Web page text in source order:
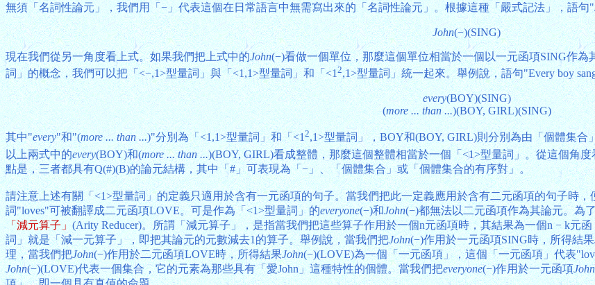
無須「名詞性論元」，我們用「−」代表這個在日常語言中無需寫出來的「名詞性論元」。根據這種「嚴式記法」，語句
John(−)(SING)
現在我們從另一角度看上式。如果我們把上式中的John(−)看做一個單位，那麼這個單位相當於一個以一元函項SING作為
詞」的概念，我們可以把「<−,1>型量詞」與「<1,1>型量詞」和「<12,1>型量詞」統一起來。舉例說，語句"Every boy
every(BOY)(SING)
(more ... than ...)(BOY, GIRL)(SING)
其中"every"和"(more ... than ...)"分別為「<1,1>型量詞」和「<12,1>型量詞」，BOY和(BOY, GIRL)則分別為由「個體集
以上兩式中的every(BOY)和(more ... than ...)(BOY, GIRL)看成整體，那麼這個整體相當於一個「<1>型量詞」。從這個角
點是，三者都具有Q(#)(B)的論元結構，其中「#」可表現為「−」、「個體集合」或「個體集合的有序對」。
請注意上述有關「<1>型量詞」的定義只適用於含有一元函項的句子。當我們把此一定義應用於含有二元函項的句子時，
詞"loves"可被翻譯成二元函項LOVE。可是作為「<1>型量詞」的everyone(−)和John(−)都無法以二元函項作為其論元。為
「減元算子」(Arity Reducer)。所謂「減元算子」，是指當我們把這些算子作用於一個n元函項時，其結果為一個n − k元
詞」就是「減一元算子」，即把其論元的元數減去1的算子。舉例說，當我們把John(−)作用於一元函項SING時，所得結果
理，當我們把John(−)作用於二元函項LOVE時，所得結果John(−)(LOVE)為一個「一元函項」，這個「一元函項」代表
John(−)(LOVE)代表一個集合，它的元素為那些具有「愛John」這種特性的個體。當我們把everyone(−)作用於一元函項John